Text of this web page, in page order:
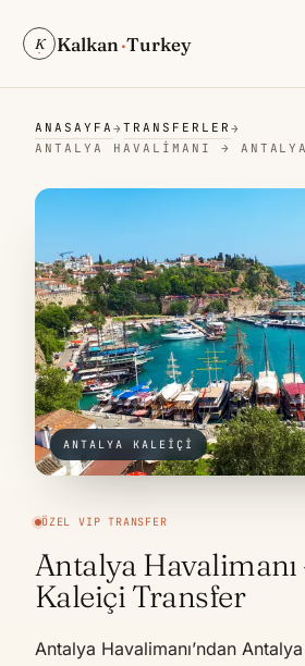
K Kalkan·Turkey
ANASAYFA → TRANSFERLER →
ANTALYA HAVALIMANI →
ÖZEL VIP TRANSFER
Antalya Havalimanı
Kaleiçi Transfer
Antalya Havalimanı’ndan
ANTALYA KALEIÇI